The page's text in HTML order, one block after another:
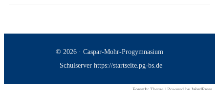
© 2026 · Caspar-Mohr-Progymnasium
Schulserver https://startseite.pg-bs.de